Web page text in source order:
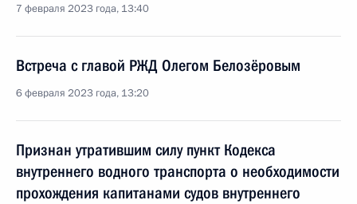
7 февраля 2023 года, 13:40
Встреча с главой РЖД Олегом Белозёровым
6 февраля 2023 года, 13:20
Признан утратившим силу пункт Кодекса
внутреннего водного транспорта о необходимости
прохождения капитанами судов внутреннего